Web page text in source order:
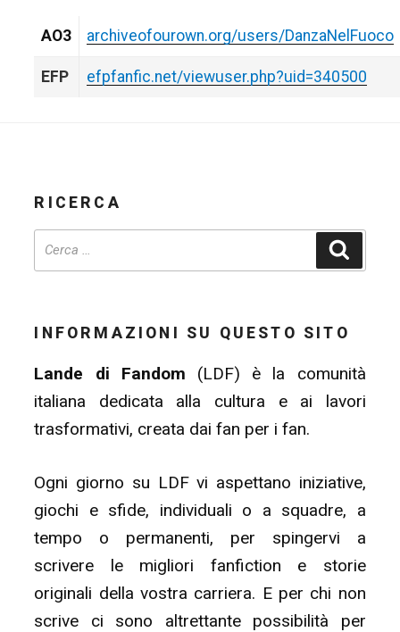
AO3 archiveofourown.org/users/DanzaNelFuoco
EFP efpfanfic.net/viewuser.php?uid=340500
RICERCA
INFORMAZIONI SU QUESTO SITO
Lande di Fandom (LDF) è la comunità
italiana dedicata alla cultura e ai lavori
trasformativi, creata dai fan per i fan.
Ogni giorno su LDF vi aspettano iniziative,
giochi e sfide, individuali o a squadre, a
tempo o permanenti, per spingervi a
scrivere le migliori fanfiction e storie
originali della vostra carriera. E per chi non
scrive ci sono altrettante possibilità per